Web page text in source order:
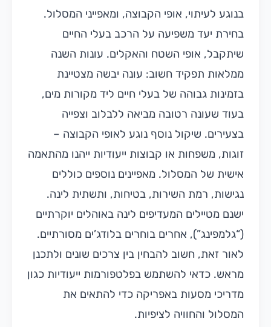
בנוגע לעיתוי, אופי הקבוצה, ומאפייני המסלול.
בחירת יעד משפיעה על הרכב בעלי החיים
שיתקבל, אופי השטח והאקלים. עונות השנה
ממלאות תפקיד חשוב: עונה יבשה מצטיינת
בזמינות גבוהה של בעלי חיים ליד מקורות מים,
בעוד שעונה רטובה מביאה ללבלוב וצפייה
בצעירים. שיקול נוסף נוגע לאופי הקבוצה –
זוגות, משפחות או קבוצות ייעודיות ייהנו מהתאמה
אישית של המסלול. מאפיינים נוספים כוללים
נגישות, רמת השירות, בטיחות, ותשתית לינה.
ישנם מטיילים המעדיפים לינה באוהלים יוקרתיים
(“גלמפינג”), אחרים בוחרים בלודג’ים מסורתיים.
לאור זאת, חשוב להבחין בין צרכים שונים ולתכנן
מראש. כדאי להשתמש בפלטפורמות ייעודיות כגון
מדריכי מסעות באפריקה כדי להתאים את
המסלול והחוויה לציפיות.